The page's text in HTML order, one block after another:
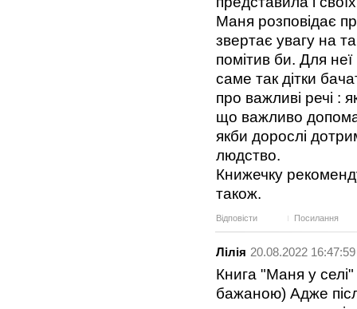
Маня розповідає
звертає увагу на
помітив би. Для
саме так дітки
про важливі речі :
що важливо
якби дорослі
людство.
Книжечку
також.
Відповісти Посилання
Лілія 20.08.2022 16:47:59
Книга "Маня у
бажаною) Адже